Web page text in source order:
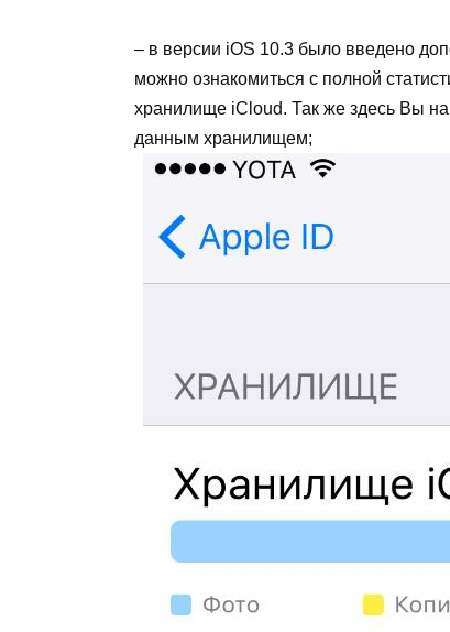
– в версии iOS 10.3 было введено
можно ознакомиться с полной
хранилище iCloud. Так же здесь Вы
данным хранилищем;